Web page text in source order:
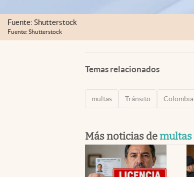
Fuente: Shutterstock
Fuente: Shutterstock
Temas relacionados
multas Tránsito Colombia
Más noticias demultas